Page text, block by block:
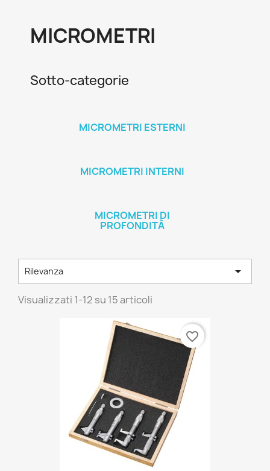
MICROMETRI
Sotto-categorie
MICROMETRI ESTERNI
MICROMETRI INTERNI
MICROMETRI DI
PROFONDITÀ
Rilevanza 
Visualizzati 1-12 su 15 articoli
favorite_border